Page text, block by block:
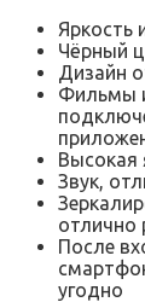
Яркость
Чёрный
Дизайн
Фильмы
Высокая
Звук,
отлично
После
угодно